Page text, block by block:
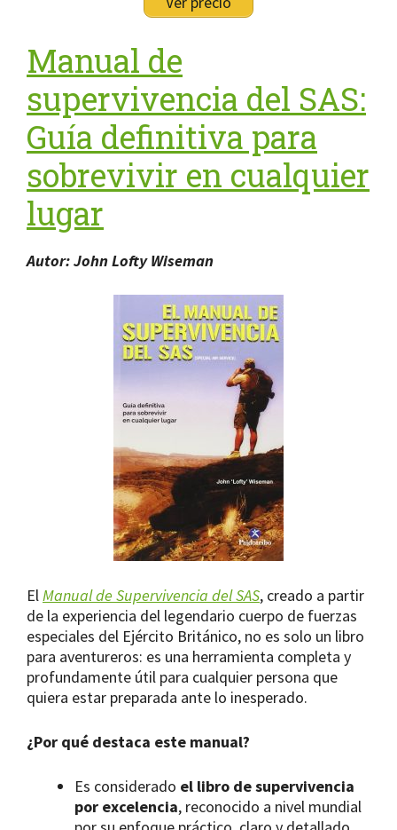
Manual de
supervivencia del SAS:
Guía definitiva para
sobrevivir en cualquier
lugar
Autor: John Lofty Wiseman
ElManual de Supervivencia del SAS, creado a partir
de la experiencia del legendario cuerpo de fuerzas
especiales del Ejército Británico, no es solo un libro
para aventureros: es una herramienta completa y
profundamente útil para cualquier persona que
quiera estar preparada ante lo inesperado.
¿Por qué destaca este manual?
Es considerado el libro de supervivencia
por excelencia, reconocido a nivel mundial